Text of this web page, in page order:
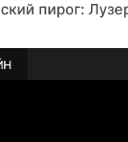
пирог: